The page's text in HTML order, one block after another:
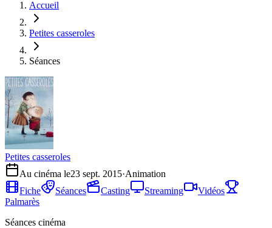
Accueil
Petites casseroles
Séances
Petites casseroles
Au cinéma le23 sept. 2015·Animation
Fiche
Séances Casting Streaming
Vidéos
Palmarès
Séances cinéma